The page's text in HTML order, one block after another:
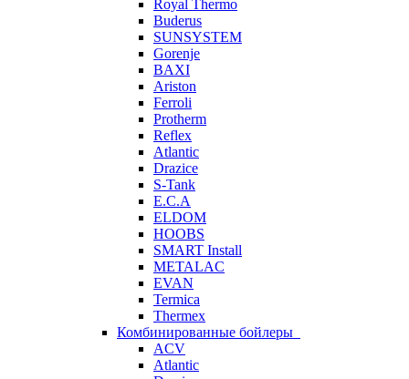
Royal Thermo
Buderus
SUNSYSTEM
Gorenje
BAXI
Ariston
Ferroli
Protherm
Reflex
Atlantic
Drazice
S-Tank
E.C.A
ELDOM
HOOBS
SMART Install
METALAC
EVAN
Termica
Thermex
Комбинированные бойлеры
ACV
Atlantic